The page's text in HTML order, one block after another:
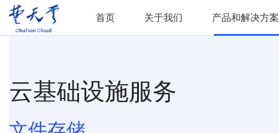
首页 关于我们 产品和解决方案
云基础设施服务